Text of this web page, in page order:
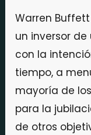
Warren
un inversor
con la
tiempo, a
mayoría de
para la
de otros